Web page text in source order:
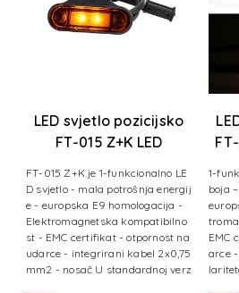
LED svjetlo pozicijsko
FT-015 Z+K LED
nosač+kabel
FT-015 Z+K je 1-funkcionalno LE
D svjetlo - mala potrošnja energij
e - europska E9 homologacija -
Elektromagnetska kompatibilno
st - EMC certifikat - otpornost na
udarce - integrirani kabel 2x0,75
mm2 - nosač U standardnoj verz
1-
boja
EMC
arce